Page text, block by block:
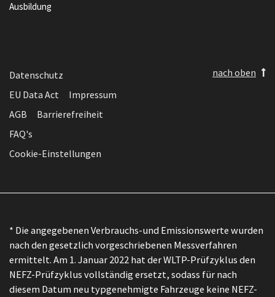
Ausbildung
Datenschutz
EU Data Act
Impressum
AGB
Barrierefreiheit
FAQ's
Cookie-Einstellungen
nach oben
* Die angegebenen Verbrauchs-und Emissionswerte wurden
nach den gesetzlich vorgeschriebenen Messverfahren
ermittelt. Am 1. Januar 2022 hat der WLTP-Prüfzyklus den
NEFZ-Prüfzyklus vollständig ersetzt, sodass für nach
diesem Datum neu typgenehmigte Fahrzeuge keine NEFZ-